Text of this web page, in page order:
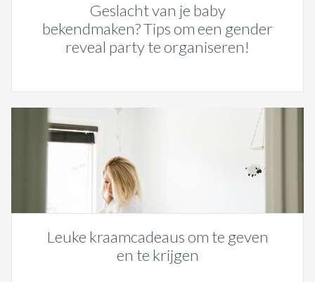
Geslacht van je baby
bekendmaken? Tips om een gender
reveal party te organiseren!
Leuke kraamcadeaus om te geven
en te krijgen